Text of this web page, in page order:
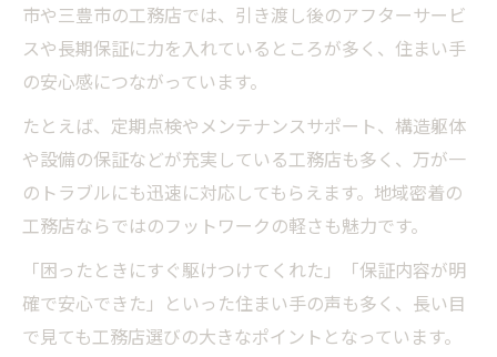
市や三豊市の工務店では、引き渡し後のアフターサービ
スや長期保証に力を入れているところが多く、住まい手
の安心感につながっています。
たとえば、定期点検やメンテナンスサポート、構造躯体
や設備の保証などが充実している工務店も多く、万が一
のトラブルにも迅速に対応してもらえます。地域密着の
工務店ならではのフットワークの軽さも魅力です。
「困ったときにすぐ駆けつけてくれた」「保証内容が明
確で安心できた」といった住まい手の声も多く、長い目
で見ても工務店選びの大きなポイントとなっています。